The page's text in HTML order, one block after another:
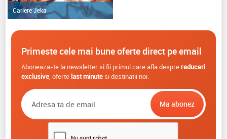
Cariere Jeka
Primeste cele mai bune oferte direct pe email
Aboneaza-te la newsletter si fii primul care afla despre reduceri
exclusive, oferte last minutesi destinatii noi.